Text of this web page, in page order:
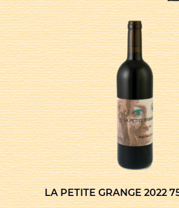
LA PETITE GRANGE 2022